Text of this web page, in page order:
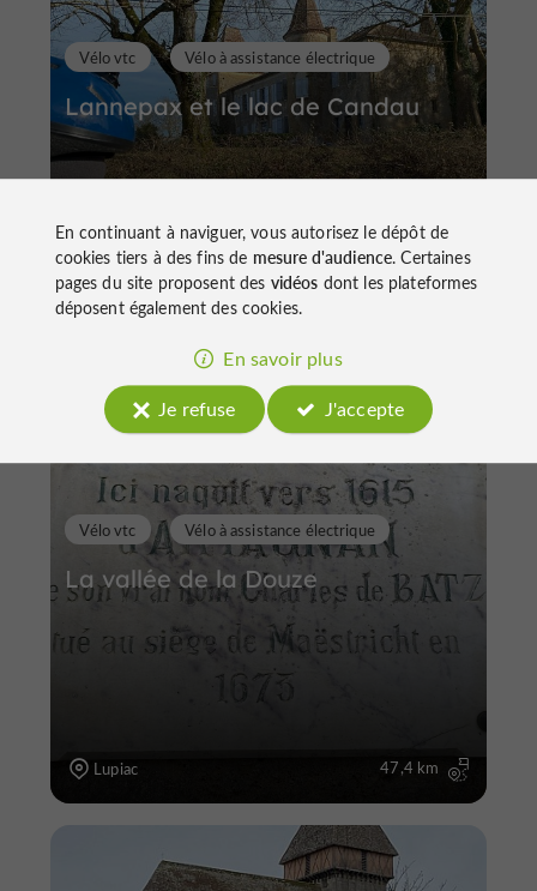
Lannepax et le lac de Candau
Vélo vtc Vélo à assistance électrique
Lupiac 43,6 km
La vallée de la Douze
Vélo vtc Vélo à assistance électrique
Lupiac 47,4 km
En continuant à naviguer, vous autorisez le dépôt de
cookies tiers à des fins de mesure d'audience. Certaines
pages du site proposent des vidéos dont les plateformes
déposent également des cookies.
En savoir plus
Je refuse
J'accepte